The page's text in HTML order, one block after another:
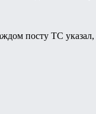
посту ТС указал,